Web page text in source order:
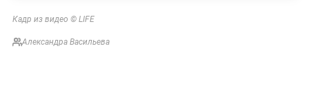
Кадр из видео © LIFE
Александра Васильева